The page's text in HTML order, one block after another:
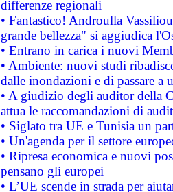
differenze regionali
• Fantastico! Androulla
grande bellezza" si aggiudica
• Entrano in carica i nuovi
• Ambiente: nuovi studi
dalle inondazioni e di passare a
• A giudizio degli auditor della
attua le raccomandazioni di
• Siglato tra UE e Tunisia un
• Un'agenda per il settore
• Ripresa economica e nuovi
pensano gli europei
• L’UE scende in strada per